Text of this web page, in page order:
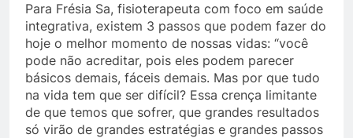
Para Frésia Sa, fisioterapeuta com foco em saúde
integrativa, existem 3 passos que podem fazer do
hoje o melhor momento de nossas vidas: “você
pode não acreditar, pois eles podem parecer
básicos demais, fáceis demais. Mas por que tudo
na vida tem que ser difícil? Essa crença limitante
de que temos que sofrer, que grandes resultados
só virão de grandes estratégias e grandes passos